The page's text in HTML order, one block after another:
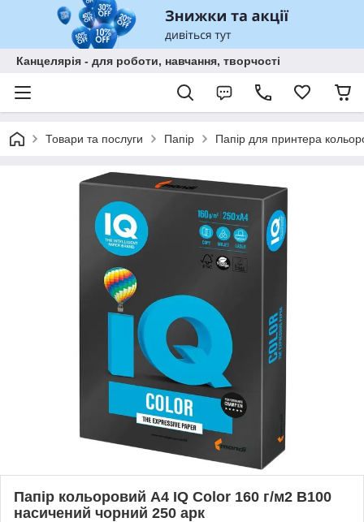
Канцелярія - для роботи, навчання, творчості
Товари та послуги Папір Папір для принтера
Папір кольоровий А4 IQ Color 160 г/м2 B100
насичений чорний 250 арк